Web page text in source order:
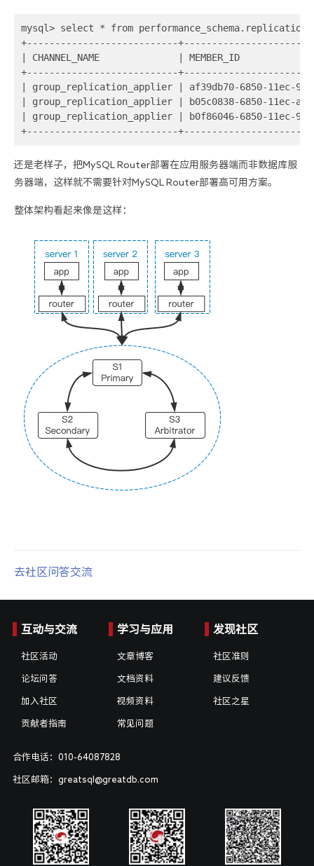
mysql> select * from
+---------------------------
| CHANNEL_NAME              | MEMBER_ID
+---------------------------
| group_replication_applier | af39db70-6850-
| group_replication_applier | b05c0838-6850-
| group_replication_applier | b0f86046-6850-
+---------------------------
还是老样子，把MySQL Router部署在应用服务器端而非数据库服
务器端，这样就不需要针对MySQL Router部署高可用方案。
整体架构看起来像是这样：
去社区问答交流
互动与交流
社区活动
论坛问答
加入社区
贡献者指南
学习与应用
文章博客
文档资料
视频资料
常见问题
发现社区
社区准则
建议反馈
社区之星
合作电话：010-64087828
社区邮箱：greatsql@greatdb.com